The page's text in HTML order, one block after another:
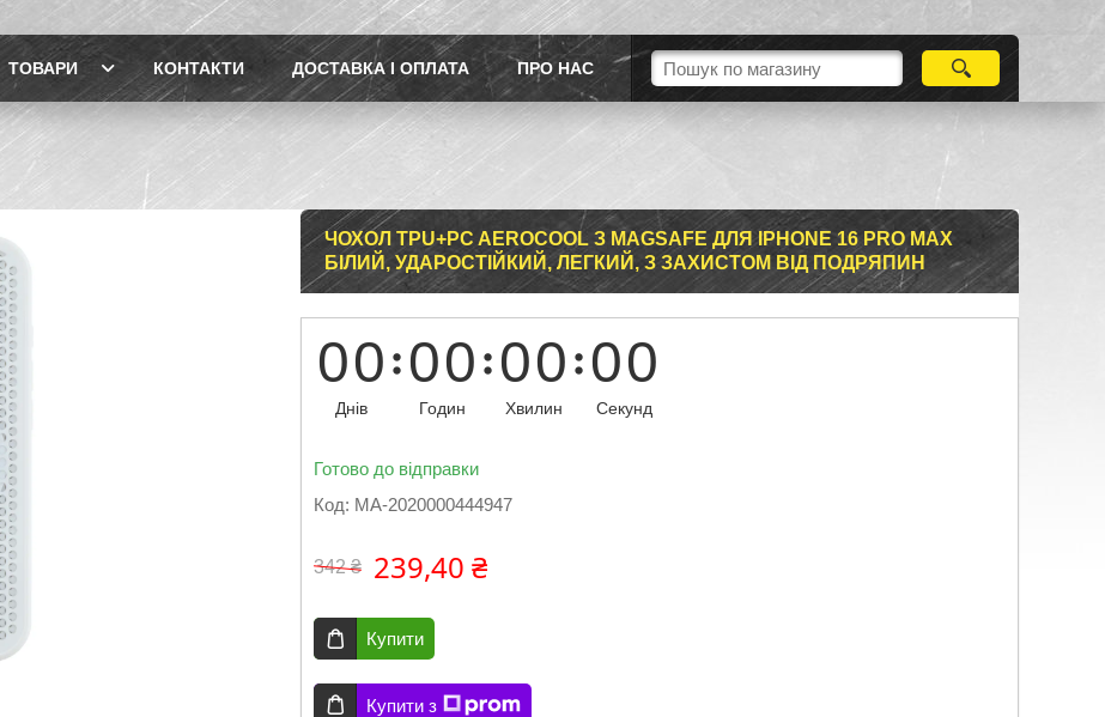
ТОВАРИ КОНТАКТИ ДОСТАВКА І ОПЛАТА ПРО НАС
ЧОХОЛ TPU+PC AEROCOOL З MAGSAFE ДЛЯ IPHONE 16 PRO MAX
БІЛИЙ, УДАРОСТІЙКИЙ, ЛЕГКИЙ, З ЗАХИСТОМ ВІД ПОДРЯПИН
00
Днів
00
Годин
00
Хвилин
00
Секунд
Готово до відправки
Код: MA-2020000444947
342 ₴ 239,40 ₴
Купити
Купити з